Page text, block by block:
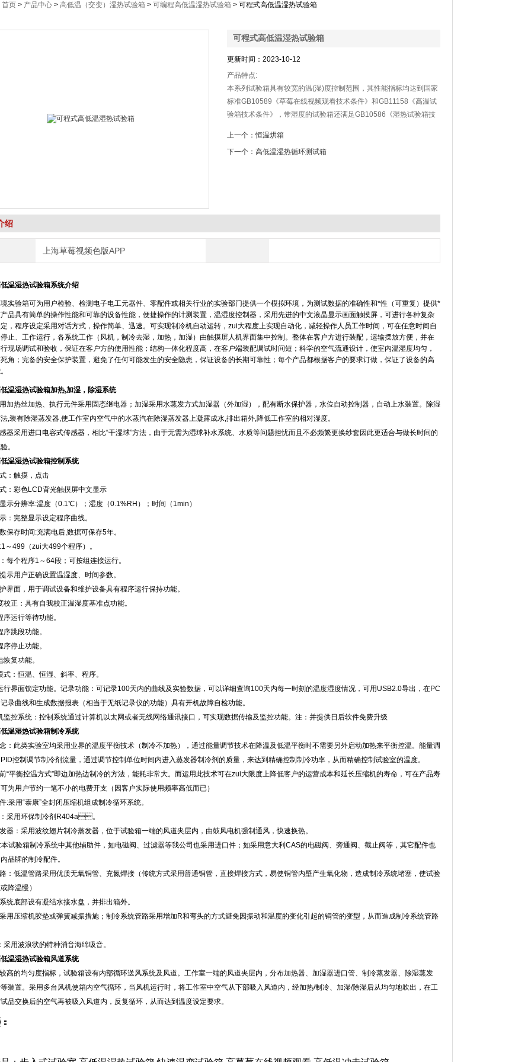
首页 > 产品中心 > 高低温（交变）湿热试验箱 > 可编程高低温湿热试验箱 > 可程式高低温湿热试验箱
可程式高低温湿热试验箱
更新时间：2023-10-12
产品特点:
本系列试验箱具有较宽的温(湿)度控制范围，其性能指标均达到国家
标准GB10589《草莓在线视频观看技术条件》和GB11158《高温试
验箱技术条件》，带湿度的试验箱还满足GB10586《湿热试验箱技
上一个：恒温烘箱
下一个： 高低温湿热循环测试箱
绍
上海草莓视频色版APP
温湿热试验箱系统介绍
实验箱可为用户检验、检测电子电工元器件、零配件或相关行业的实验部门提供一个模拟环境，为测试数据的准确性和*性（可重复）提供*
该产品具有简单的操作性能和可靠的设备性能，便捷操作的计测装置，温湿度控制器，采用先进的中文液晶显示画面触摸屏，可进行各种复杂
，程序设定采用对话方式，操作简单、迅速。可实现制冷机自动运转，zui大程度上实现自动化，减轻操作人员工作时间，可在任意时间自
停止、工作运行，各系统工作（风机，制冷去湿，加热，加湿）由触摸屏人机界面集中控制。整体在客户方进行装配，运输摆放方便，并在
现场调试和验收，保证在客户方的使用性能；结构一体化程度高，在客户端装配调试时间短；科学的空气流通设计，使室内温湿度均匀，
角；完备的安全保护装置，避免了任何可能发生的安全隐患，保证设备的长期可靠性；每个产品都根据客户的要求订做，保证了设备的高
温湿热试验箱加热,加湿，除湿系统
热丝加热、执行元件采用固态继电器；加湿采用水蒸发方式加湿器（外加湿），配有断水保护器，水位自动控制器，自动上水装置。除湿
,装有除湿蒸发器,使工作室内空气中的水蒸汽在除湿蒸发器上凝露成水,排出箱外,降低工作室的相对湿度。
器采用进口电容式传感器，相比“干湿球”方法，由于无需为湿球补水系统、水质等问题担忧而且不必频繁更换纱套因此更适合与做长时间的
。
温湿热试验箱控制系统
：触摸，点击
：彩色LCD背光触摸屏中文显示
显示分辨率:温度（0.1℃）；湿度（0.1%RH）；时间（1min）
：完整显示设定程序曲线。
保存时间:充满电后,数据可保存5年。
～499（zui大499个程序）。
：每个程序1～64段；可按组连接运行。
用户正确设置温湿度、时间参数。
面，用于调试设备和维护设备具有程序运行保持功能。
正：具有自我校正温湿度基准点功能。
运行等待功能。
跳段功能。
停止功能。
功能。
：恒温、恒湿、斜率、程序。
界面锁定功能。记录功能：可记录100天内的曲线及实验数据，可以详细查询100天内每一时刻的温度湿度情况，可用USB2.0导出，在PC
录曲线和生成数据报表（相当于无纸记录仪的功能）具有开机故障自检功能。
控系统：控制系统通过计算机以太网或者无线网络通讯接口，可实现数据传输及监控功能。注：并提供日后软件免费升级
温湿热试验箱制冷系统
：此类实验室均采用业界的温度平衡技术（制冷不加热），通过能量调节技术在降温及低温平衡时不需要另外启动加热来平衡控温。能量调
控制调节制冷剂流量，通过调节控制单位时间内进入蒸发器制冷剂的质量，来达到精确控制制冷功率，从而精确控制试验室的温度。
“平衡控温方式”即边加热边制冷的方法，能耗非常大。而运用此技术可在zui大限度上降低客户的运营成本和延长压缩机的寿命，可在产品寿
为用户节约一笔不小的电费开支（因客户实际使用频率高低而已）
:采用“泰康”全封闭压缩机组成制冷循环系统。
：采用环保制冷剂R404a。
：采用波纹翅片制冷蒸发器，位于试验箱一端的风道夹层内，由鼓风电机强制通风，快速换热。
试验箱制冷系统中其他辅助件，如电磁阀、过滤器等我公司也采用进口件；如采用意大利CAS的电磁阀、旁通阀、截止阀等，其它配件也
品牌的制冷配件。
：低温管路采用优质无氧铜管、充氮焊接（传统方式采用普通铜管，直接焊接方式，易使铜管内壁产生氧化物，造成制冷系统堵塞，使试验
降温慢）
统底部设有凝结水接水盘，并排出箱外。
采用压缩机胶垫或弹簧减振措施；制冷系统管路采用增加R和弯头的方式避免因振动和温度的变化引起的铜管的变型，从而造成制冷系统管路
：采用波浪状的特种消音海绵吸音。
温湿热试验箱风道系统
的均匀度指标，试验箱设有内部循环送风系统及风道。工作室一端的风道夹层内，分布加热器、加湿器进口管、制冷蒸发器、除湿蒸发
等装置。采用多台风机使箱内空气循环，当风机运行时，将工作室中空气从下部吸入风道内，经加热/制冷、加湿/除湿后从均匀地吹出，在工
交换后的空气再被吸入风道内，反复循环，从而达到温度设定要求。